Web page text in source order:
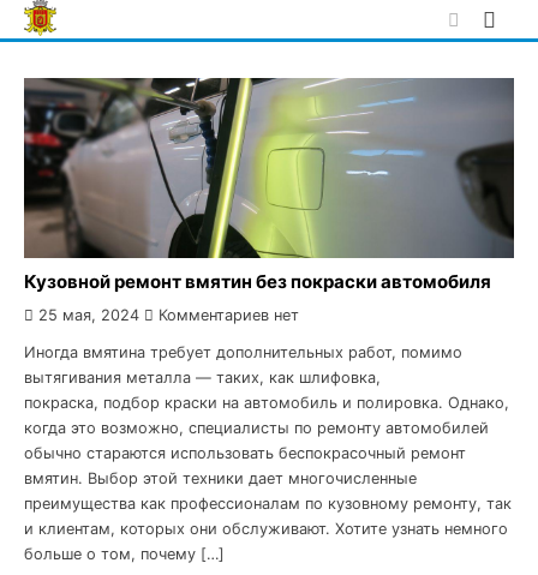
Skip
to
Кузовной ремонт вмятин без покраски автомобиля
25 мая, 2024 Комментариев нет
Иногда вмятина требует дополнительных работ, помимо
вытягивания металла — таких, как шлифовка,
покраска, подбор краски на автомобиль и полировка. Однако,
когда это возможно, специалисты по ремонту автомобилей
обычно стараются использовать беспокрасочный ремонт
вмятин. Выбор этой техники дает многочисленные
преимущества как профессионалам по кузовному ремонту, так
и клиентам, которых они обслуживают. Хотите узнать немного
больше о том, почему […]